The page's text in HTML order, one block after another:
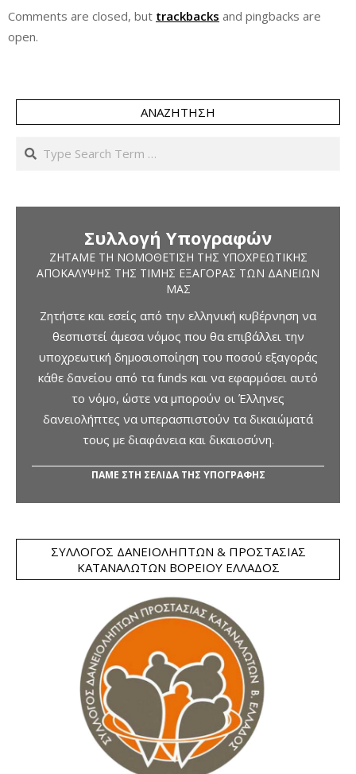
Comments are closed, but trackbacks and pingbacks are
open.
ΑΝΑΖΉΤΗΣΗ
Search
Συλλογή Υπογραφών
ΖΗΤΆΜΕ ΤΗ ΝΟΜΟΘΈΤΙΣΗ ΤΗΣ ΥΠΟΧΡΕΩΤΙΚΉΣ
ΑΠΟΚΆΛΥΨΗΣ ΤΗΣ ΤΙΜΉΣ ΕΞΑΓΟΡΆΣ ΤΩΝ ΔΑΝΕΊΩΝ
ΜΑΣ
Ζητήστε και εσείς από την ελληνική κυβέρνηση να
θεσπιστεί άμεσα νόμος που θα επιβάλλει την
υποχρεωτική δημοσιοποίηση του ποσού εξαγοράς
κάθε δανείου από τα funds και να εφαρμόσει αυτό
το νόμο, ώστε να μπορούν οι Έλληνες
δανειολήπτες να υπερασπιστούν τα δικαιώματά
τους με διαφάνεια και δικαιοσύνη.
ΠΑΜΕ ΣΤΗ ΣΕΛΙΔΑ ΤΗΣ ΥΠΟΓΡΑΦΗΣ
ΣΎΛΛΟΓΟΣ ΔΑΝΕΙΟΛΗΠΤΏΝ & ΠΡΟΣΤΑΣΊΑΣ
ΚΑΤΑΝΑΛΩΤΏΝ ΒΟΡΕΊΟΥ ΕΛΛΆΔΟΣ